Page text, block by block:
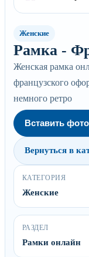
Женские
Рамка -
Женская рамка
французского
немного ретро
Вставить
Вернуться в
КАТЕГОРИЯ
Женские
РАЗДЕЛ
Рамки онлайн